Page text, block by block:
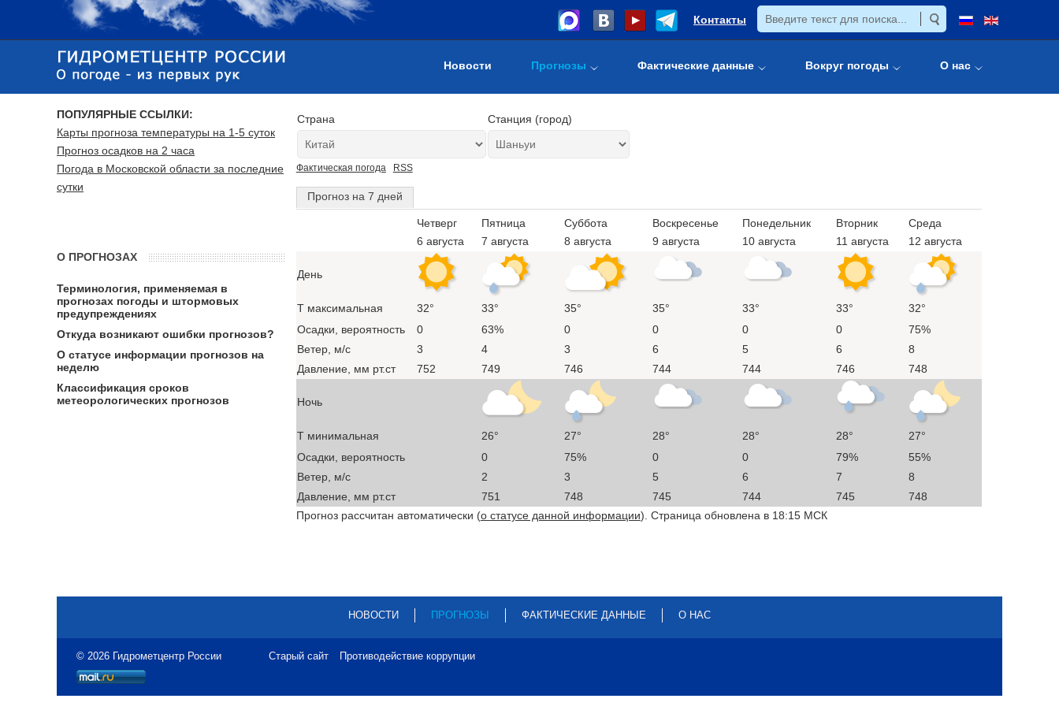
Контакты
Новости Прогнозы Фактические данные Вокруг погоды О нас
Страна Станция (город)
Фактическая погода RSS
Прогноз на 7 дней
Четверг
6 августа
Пятница
7 августа
Суббота
8 августа
Воскресенье
9 августа
Понедельник
10 августа
Вторник
11 августа
Среда
12 августа
День
T максимальная 32° 33° 35° 35° 33° 33°
32°
Осадки, вероятность
0 63% 0 0 0 0
75%
Ветер, м/с
3 4 3 6 5 6
8
Давление, мм рт.ст
752 749 746 744 744 746 748
Ночь
T минимальная 26° 27° 28° 28° 28°
27°
Осадки, вероятность
0 75% 0 0 79%
55%
Ветер, м/с
2 3 5 6 7
8
Давление, мм рт.ст
751 748 745 744 745
748
Прогноз рассчитан автоматически (о статусе данной информации). Страница обновлена в 18:15 МСК
ПОПУЛЯРНЫЕ ССЫЛКИ:
Карты прогноза температуры на 1-5 суток
Прогноз осадков на 2 часа
Погода в Московской области за последние
сутки
О ПРОГНОЗАХ
Терминология, применяемая в
прогнозах погоды и штормовых
предупреждениях
Откуда возникают ошибки прогнозов?
О статусе информации прогнозов на
неделю
Классификация сроков
метеорологических прогнозов
НОВОСТИ ПРОГНОЗЫ ФАКТИЧЕСКИЕ ДАННЫЕ О НАС
© 2026 Гидрометцентр России Старый сайт Противодействие коррупции